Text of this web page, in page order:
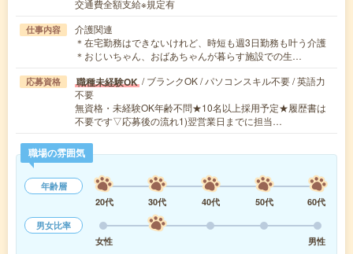
交通費全額支給※規定有
仕事内容
介護関連
＊在宅勤務はできないけれど、時短も週3日勤務も叶う介護
＊おじいちゃん、おばあちゃんが暮らす施設での生…
応募資格 職種未経験OK / ブランクOK / パソコンスキル不要 / 英語力
不要
無資格・未経験OK年齢不問★10名以上採用予定★履歴書は
不要です▽応募後の流れ1)翌営業日までに担当…
職場の雰囲気
年齢層
20代
30代 40代 50代
60代
男女比率
女性
男性